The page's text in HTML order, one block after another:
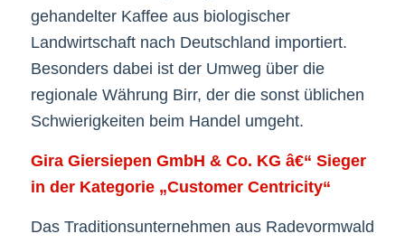
gehandelter Kaffee aus biologischer
Landwirtschaft nach Deutschland importiert.
Besonders dabei ist der Umweg über die
regionale Währung Birr, der die sonst üblichen
Schwierigkeiten beim Handel umgeht.
Gira Giersiepen GmbH & Co. KG â€“ Sieger
in der Kategorie „Customer Centricity“
Das Traditionsunternehmen aus Radevormwald